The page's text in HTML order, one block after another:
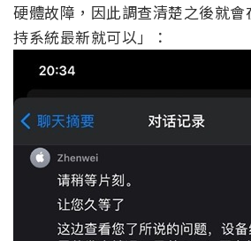
硬體故障，因此調查清楚之後就
持系統最新就可以」：